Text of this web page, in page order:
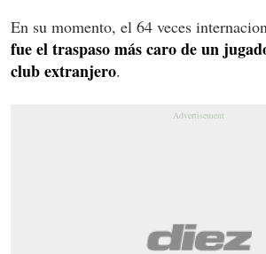
En su momento, el 64 veces
fue el traspaso más caro de un
club extranjero.